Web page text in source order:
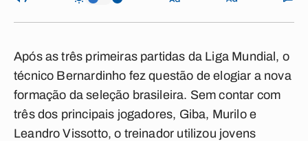
Após as três primeiras partidas da Liga Mundial, o
técnico Bernardinho fez questão de elogiar a nova
formação da seleção brasileira. Sem contar com
três dos principais jogadores, Giba, Murilo e
Leandro Vissotto, o treinador utilizou jovens